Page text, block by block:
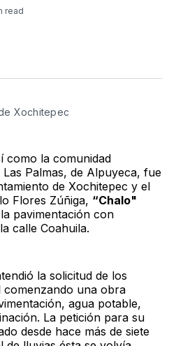
read
Xochitepec
como la comunidad
Palmas, de Alpuyeca, fue
de Xochitepec y el
Flores Zúñiga, “Chalo"
pavimentación con
calle Coahuila.
la solicitud de los
comenzando una obra
agua potable,
La petición para su
desde hace más de siete